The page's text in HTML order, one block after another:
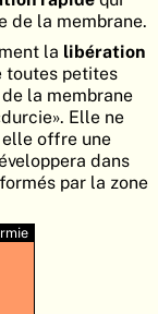
AIDE
DE
de la membrane.
la libération
toutes petites
la membrane
Elle ne
offre une
dans
par la zone